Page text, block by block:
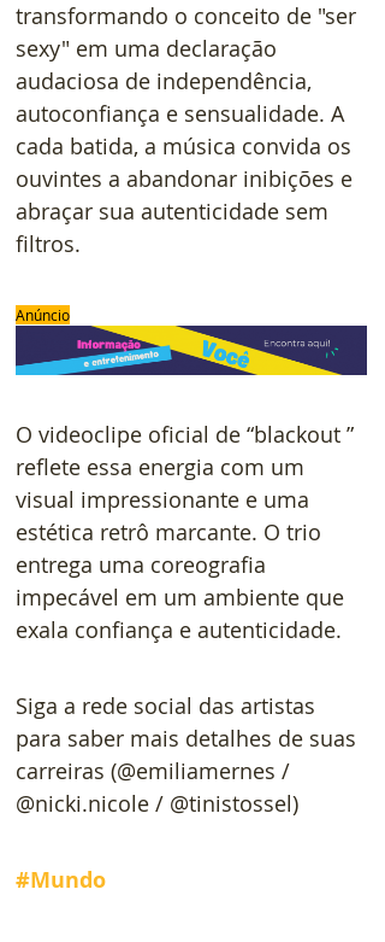
transformando o conceito de "ser
sexy" em uma declaração
audaciosa de independência,
autoconfiança e sensualidade. A
cada batida, a música convida os
ouvintes a abandonar inibições e
abraçar sua autenticidade sem
filtros.
Anúncio
O videoclipe oficial de “blackout ”
reflete essa energia com um
visual impressionante e uma
estética retrô marcante. O trio
entrega uma coreografia
impecável em um ambiente que
exala confiança e autenticidade.
Siga a rede social das artistas
para saber mais detalhes de suas
carreiras (@emiliamernes /
@nicki.nicole / @tinistossel)
#Mundo